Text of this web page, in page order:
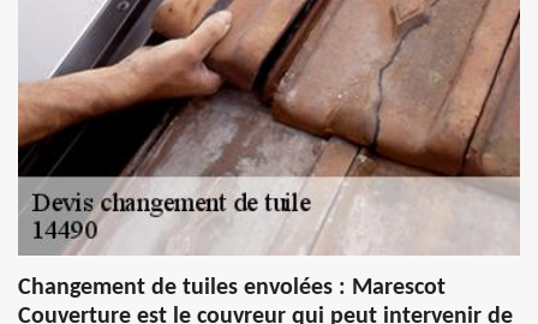
Changement de tuiles envolées : Marescot
Couverture est le couvreur qui peut intervenir de